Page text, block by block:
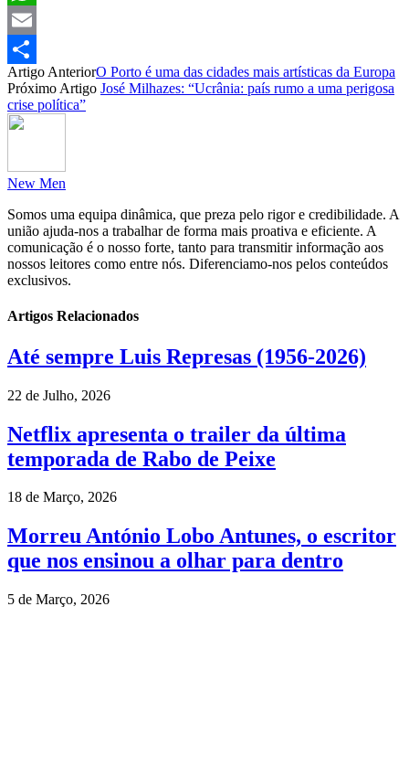
WhatsApp
Email
Partilhar
Artigo AnteriorO Porto é uma das cidades mais artísticas da Europa
Próximo Artigo José Milhazes: “Ucrânia: país rumo a uma perigosa
crise política”
New Men
Somos uma equipa dinâmica, que preza pelo rigor e credibilidade. A
união ajuda-nos a trabalhar de forma mais proativa e eficiente. A
comunicação é o nosso forte, tanto para transmitir informação aos
nossos leitores como entre nós. Diferenciamo-nos pelos conteúdos
exclusivos.
Artigos Relacionados
Até sempre Luis Represas (1956-2026)
22 de Julho, 2026
Netflix apresenta o trailer da última
temporada de Rabo de Peixe
18 de Março, 2026
Morreu António Lobo Antunes, o escritor
que nos ensinou a olhar para dentro
5 de Março, 2026